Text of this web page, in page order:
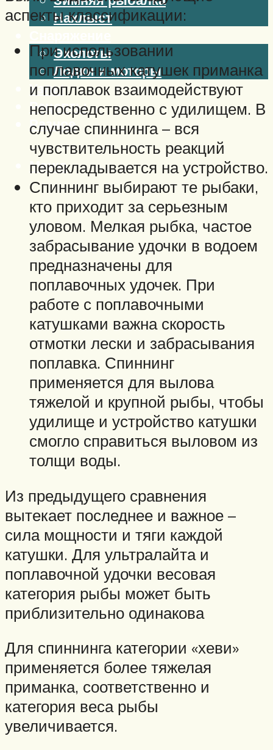
Нахлыст
Эхолоты
Лодки и моторы
Узлы
Рецепты
Разное
Меню
аспекты классификации:
При использовании
поплавочных катушек приманка
и поплавок взаимодействуют
непосредственно с удилищем. В
случае спиннинга – вся
чувствительность реакций
перекладывается на устройство.
Спиннинг выбирают те рыбаки,
кто приходит за серьезным
уловом. Мелкая рыбка, частое
забрасывание удочки в водоем
предназначены для
поплавочных удочек. При
работе с поплавочными
катушками важна скорость
отмотки лески и забрасывания
поплавка. Спиннинг
применяется для вылова
тяжелой и крупной рыбы, чтобы
удилище и устройство катушки
смогло справиться выловом из
толщи воды.
Из предыдущего сравнения
вытекает последнее и важное –
сила мощности и тяги каждой
катушки. Для ультралайта и
поплавочной удочки весовая
категория рыбы может быть
приблизительно одинакова
Для спиннинга категории «хеви»
применяется более тяжелая
приманка, соответственно и
категория веса рыбы
увеличивается.